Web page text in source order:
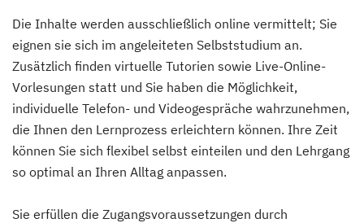
Die Inhalte werden ausschließlich online vermittelt; Sie
eignen sie sich im angeleiteten Selbststudium an.
Zusätzlich finden virtuelle Tutorien sowie Live-Online-
Vorlesungen statt und Sie haben die Möglichkeit,
individuelle Telefon- und Videogespräche wahrzunehmen,
die Ihnen den Lernprozess erleichtern können. Ihre Zeit
können Sie sich flexibel selbst einteilen und den Lehrgang
so optimal an Ihren Alltag anpassen.
Sie erfüllen die Zugangsvoraussetzungen durch